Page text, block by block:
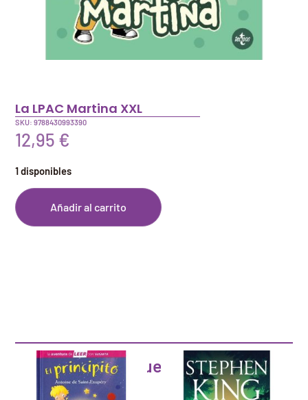
La LPAC Martina XXL
SKU: 9788430993390
12,95 €
1 disponibles
Añadir al carrito
Artículos que pueden interesarte